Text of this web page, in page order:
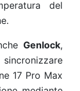
del
Genlock,
17 Pro Max